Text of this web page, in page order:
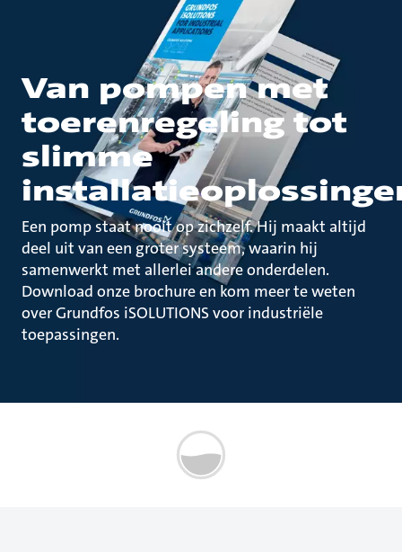
Van pompen met
toerenregeling tot
slimme
Een pomp staat nooit op zichzelf. Hij maakt altijd
deel uit van een groter systeem, waarin hij
samenwerkt met allerlei andere onderdelen.
Download onze brochure en kom meer te weten
over Grundfos iSOLUTIONS voor industriële
toepassingen.